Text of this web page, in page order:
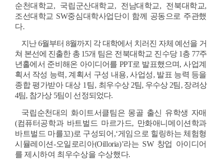
순천대학교, 국립군산대학교, 전남대학교, 전북대학교,
조선대학교 SW중심대학사업단이 함께 공동으로 주관했
다.
지난 6월부터 8월까지 각 대학에서 치러진 자체 예선을 거
쳐 본선에 진출한 총 15개 팀은 전북대학교 진수당 1층 77주
년홀에서 준비해온 아이디어를 PPT로 발표했으며, 사업계
획서 작성 능력, 계획서 구성 내용, 사업성, 발표 능력 등을
종합 평가받아 대상 1팀, 최 우수상 2팀, 우수상 2팀, 장려상
4팀, 참가상 5팀이 선정되었다.
국립순천대의 화이트서클팀은 몽골 출신 유학생 자매
(컴퓨터공학과 바트벌드 마르가드, 만화애니메이션학과
바트벌드 마를꼬)로 구성되어,‘게임으로 힐링하는 체험형
시뮬레이션-오일로리아(Oilloria)’라는 SW 창업 아이디어
를 제시하여 최우수상을 수상했다.